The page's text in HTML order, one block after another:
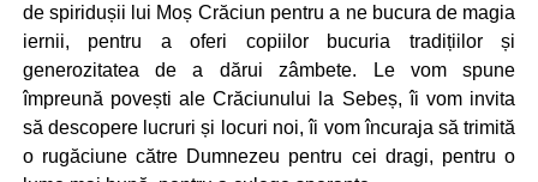
de spiridușii lui Moș Crăciun pentru a ne bucura de magia
iernii, pentru a oferi copiilor bucuria tradițiilor și
generozitatea de a dărui zâmbete. Le vom spune
împreună povești ale Crăciunului la Sebeș, îi vom invita
să descopere lucruri și locuri noi, îi vom încuraja să trimită
o rugăciune către Dumnezeu pentru cei dragi, pentru o